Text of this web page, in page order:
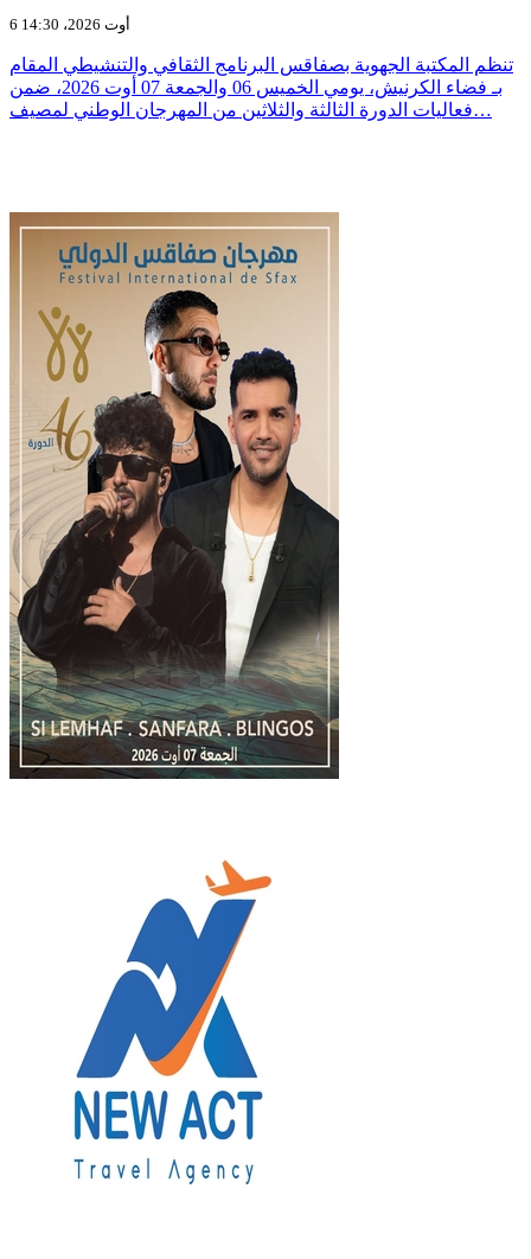
6 أوت 2026، 14:30
تنظم المكتبة الجهوية بصفاقس البرنامج الثقافي والتنشيطي المقام
بـ فضاء الكرنيش، يومي الخميس 06 والجمعة 07 أوت 2026، ضمن
فعاليات الدورة الثالثة والثلاثين من المهرجان الوطني لمصيف…